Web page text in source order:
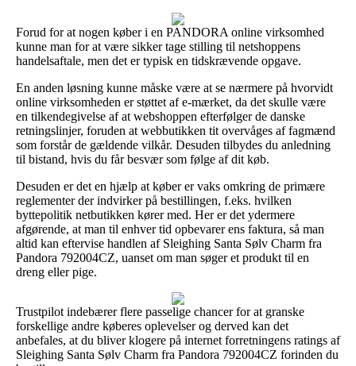
Forud for at nogen køber i en PANDORA online virksomhed
kunne man for at være sikker tage stilling til netshoppens
handelsaftale, men det er typisk en tidskrævende opgave.
En anden løsning kunne måske være at se nærmere på hvorvidt
online virksomheden er støttet af e-mærket, da det skulle være
en tilkendegivelse af at webshoppen efterfølger de danske
retningslinjer, foruden at webbutikken tit overvåges af fagmænd
som forstår de gældende vilkår. Desuden tilbydes du anledning
til bistand, hvis du får besvær som følge af dit køb.
Desuden er det en hjælp at køber er vaks omkring de primære
reglementer der indvirker på bestillingen, f.eks. hvilken
byttepolitik netbutikken kører med. Her er det ydermere
afgørende, at man til enhver tid opbevarer ens faktura, så man
altid kan eftervise handlen af Sleighing Santa Sølv Charm fra
Pandora 792004CZ, uanset om man søger et produkt til en
dreng eller pige.
Trustpilot indebærer flere passelige chancer for at granske
forskellige andre køberes oplevelser og derved kan det
anbefales, at du bliver klogere på internet forretningens ratings af
Sleighing Santa Sølv Charm fra Pandora 792004CZ forinden du